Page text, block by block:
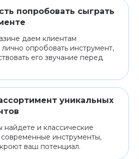
попробовать сыграть
даем клиентам
опробовать инструмент,
его звучание перед
уникальных
найдете и классические
инструменты,
ваш потенциал.